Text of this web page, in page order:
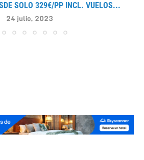
SOLO 329€/PP INCL. VUELOS...
24 julio, 2023